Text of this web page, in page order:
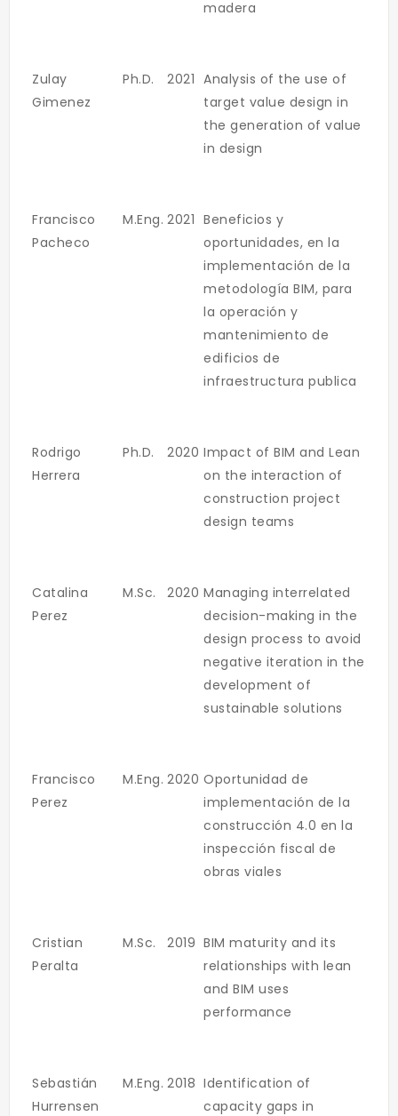
madera
Zulay
Gimenez
Ph.D. 2021 Analysis of the use of
target value design in
the generation of value
in design
Francisco
Pacheco
M.Eng. 2021 Beneficios y
oportunidades, en la
implementación de la
metodología BIM, para
la operación y
mantenimiento de
edificios de
infraestructura publica
Rodrigo
Herrera
Ph.D. 2020 Impact of BIM and Lean
on the interaction of
construction project
design teams
Catalina
Perez
M.Sc. 2020 Managing interrelated
decision-making in the
design process to avoid
negative iteration in the
development of
sustainable solutions
Francisco
Perez
M.Eng. 2020 Oportunidad de
implementación de la
construcción 4.0 en la
inspección fiscal de
obras viales
Cristian
Peralta
M.Sc. 2019 BIM maturity and its
relationships with lean
and BIM uses
performance
Sebastián
Hurrensen
M.Eng. 2018 Identification of
capacity gaps in